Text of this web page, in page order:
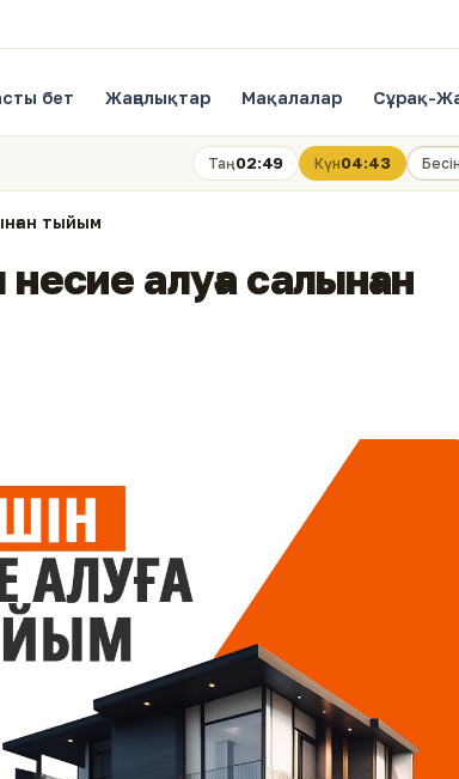
бет Жаңалықтар Мақалалар Сұрақ-
Таң02:49 Күн04:43 Бесін
тыйым
алуға салынған